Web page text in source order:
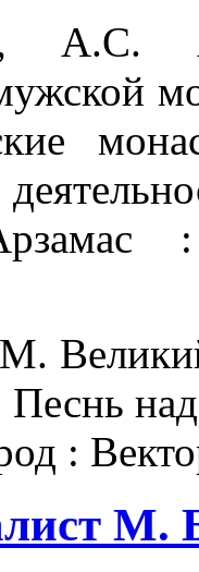
А.С.
:
:
М.